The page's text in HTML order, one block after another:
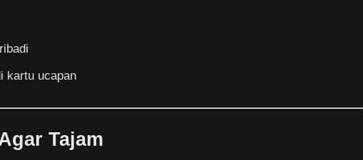
kartu ucapan
Tajam